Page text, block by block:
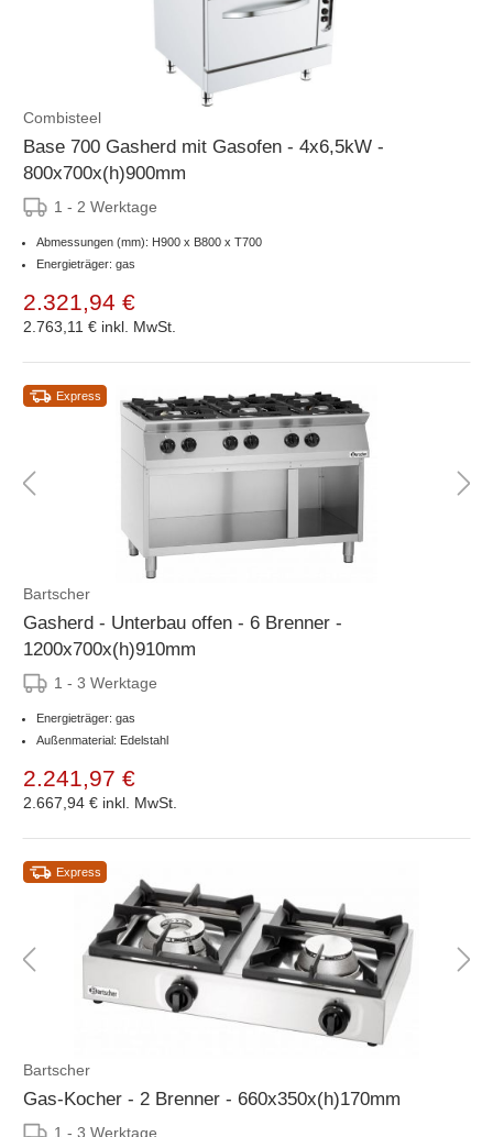
Combisteel
Base 700 Gasherd mit Gasofen - 4x6,5kW -
800x700x(h)900mm
1 - 2 Werktage
Abmessungen (mm): H900 x B800 x T700
Energieträger: gas
2.321,94 €
2.763,11 € inkl. MwSt.
Express
Bartscher
Gasherd - Unterbau offen - 6 Brenner -
1200x700x(h)910mm
1 - 3 Werktage
Energieträger: gas
Außenmaterial: Edelstahl
2.241,97 €
2.667,94 € inkl. MwSt.
Express
Bartscher
Gas-Kocher - 2 Brenner - 660x350x(h)170mm
1 - 3 Werktage